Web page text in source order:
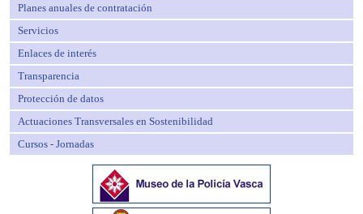
Planes anuales de contratación
Servicios
Enlaces de interés
Transparencia
Protección de datos
Actuaciones Transversales en Sostenibilidad
Cursos - Jornadas